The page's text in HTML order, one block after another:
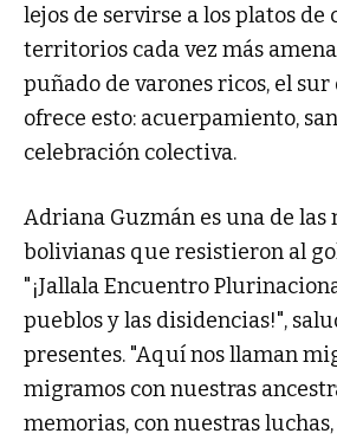
lejos de servirse a los platos de
territorios cada vez más
puñado de varones ricos, el
ofrece esto: acuerpamiento,
celebración colectiva.
Adriana Guzmán es una de las
bolivianas que resistieron al
"¡Jallala Encuentro
pueblos y las disidencias!",
presentes. "Aquí nos llaman
migramos con nuestras
memorias, con nuestras